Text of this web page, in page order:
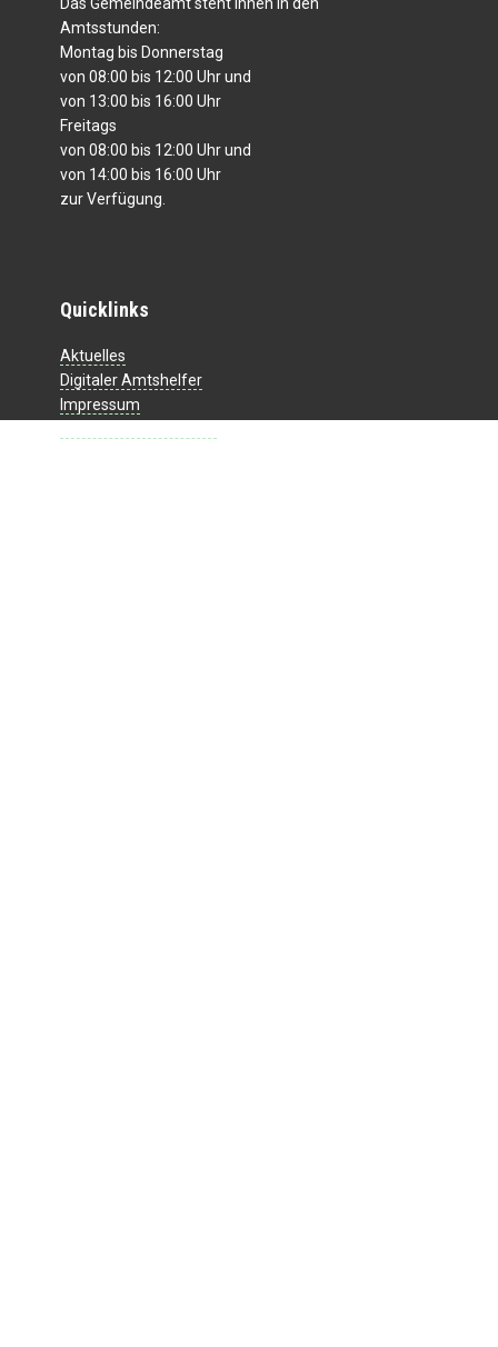
Amtsstunden:
Montag bis Donnerstag
von 08:00 bis 12:00 Uhr und
von 13:00 bis 16:00 Uhr
Freitags
von 08:00 bis 12:00 Uhr und
von 14:00 bis 16:00 Uhr
zur Verfügung.
Quicklinks
Aktuelles
Digitaler Amtshelfer
Impressum